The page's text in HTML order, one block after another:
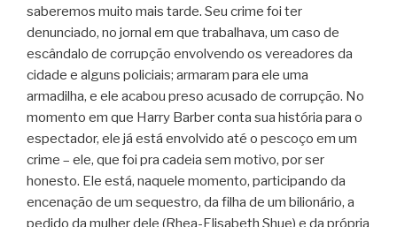
saberemos muito mais tarde. Seu crime foi ter
denunciado, no jornal em que trabalhava, um caso de
escândalo de corrupção envolvendo os vereadores da
cidade e alguns policiais; armaram para ele uma
armadilha, e ele acabou preso acusado de corrupção. No
momento em que Harry Barber conta sua história para o
espectador, ele já está envolvido até o pescoço em um
crime – ele, que foi pra cadeia sem motivo, por ser
honesto. Ele está, naquele momento, participando da
encenação de um sequestro, da filha de um bilionário, a